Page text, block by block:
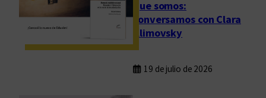
que somos:
conversamos con Clara
Klimovsky
19 de julio de 2026